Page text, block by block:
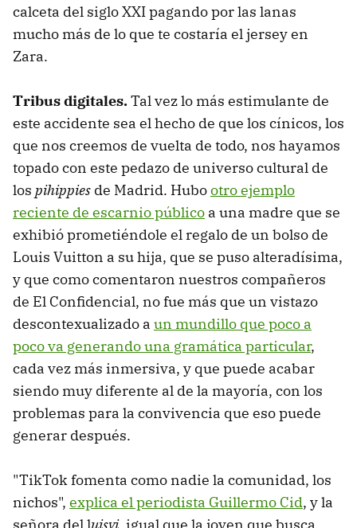
calceta del siglo XXI pagando por las lanas
mucho más de lo que te costaría el jersey en
Zara.
Tribus digitales.Tal vez lo más estimulante de
este accidente sea el hecho de que los cínicos, los
que nos creemos de vuelta de todo, nos hayamos
topado con este pedazo de universo cultural de
los pihippies de Madrid. Hubootro ejemplo
reciente de escarnio público a una madre que se
exhibió prometiéndole el regalo de un bolso de
Louis Vuitton a su hija, que se puso alteradísima,
y que como comentaron nuestros compañeros
de El Confidencial, no fue más que un vistazo
descontexualizado a un mundillo que poco a
poco va generando una gramática particular,
cada vez más inmersiva, y que puede acabar
siendo muy diferente al de la mayoría, con los
problemas para la convivencia que eso puede
generar después.
"TikTok fomenta como nadie la comunidad, los
nichos", explica el periodista Guillermo Cid, y la